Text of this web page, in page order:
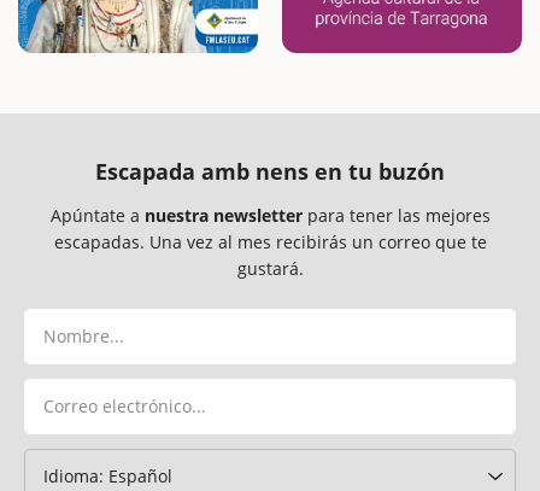
Escapada amb nens en tu buzón
Apúntate a nuestra newsletterpara tener las mejores
escapadas. Una vez al mes recibirás un correo que te
gustará.